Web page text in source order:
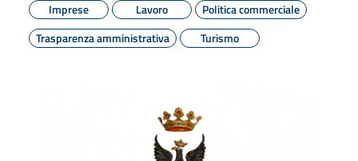
Imprese Lavoro
Politica commerciale
Trasparenza amministrativa
Turismo